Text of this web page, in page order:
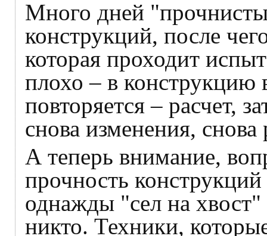
Много дней
конструкций, после
которая проходит
плохо – в конструкцию
повторяется – расчет,
снова изменения,
А теперь внимание,
прочность
однажды "сел на
никто. Техники,